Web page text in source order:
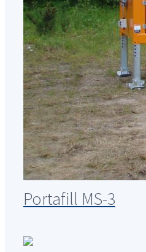
Portafill MS-3